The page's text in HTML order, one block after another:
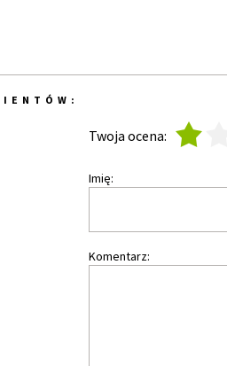
Twoja ocena:
Imię:
Komentarz: